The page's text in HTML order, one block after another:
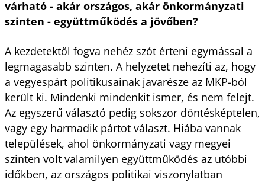
várható - akár országos, akár önkormányzati
szinten - együttműködés a jövőben?
A kezdetektől fogva nehéz szót érteni egymással a
legmagasabb szinten. A helyzetet nehezíti az, hogy
a vegyespárt politikusainak javarésze az MKP-ból
került ki. Mindenki mindenkit ismer, és nem felejt.
Az egyszerű választó pedig sokszor döntésképtelen,
vagy egy harmadik pártot választ. Hiába vannak
települések, ahol önkormányzati vagy megyei
szinten volt valamilyen együttműködés az utóbbi
időkben, az országos politikai viszonylatban